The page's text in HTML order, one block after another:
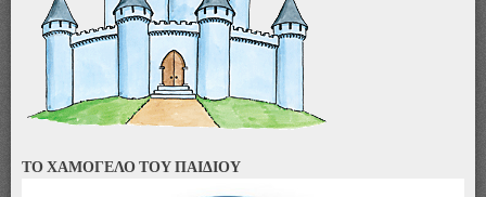
ΤΟ ΧΑΜΟΓΕΛΟ ΤΟΥ ΠΑΙΔΙΟΥ